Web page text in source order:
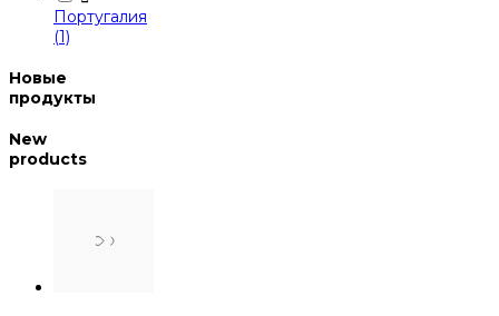
Португалия
(1)
Новые
продукты
New
products